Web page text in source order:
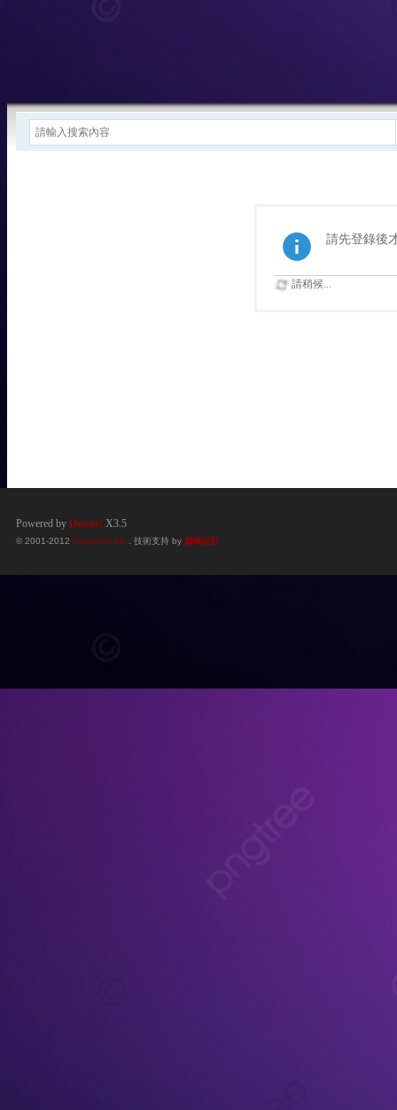
請先登錄後
請稍候...
Powered by Discuz! X3.5
© 2001-2012 Comsenz Inc. . 技術支持 by 巔峰設計